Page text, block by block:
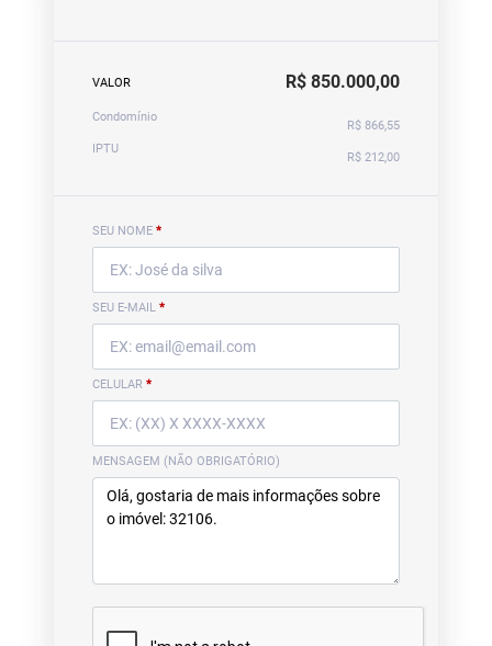
VALOR R$ 850.000,00
Condomínio
R$ 866,55
IPTU
R$ 212,00
SEU NOME *
SEU E-MAIL *
CELULAR *
MENSAGEM (NÃO OBRIGATÓRIO)